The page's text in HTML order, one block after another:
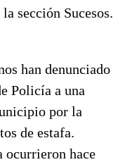
sección Sucesos.
han denunciado
Policía a una
por la
de estafa.
ocurrieron hace